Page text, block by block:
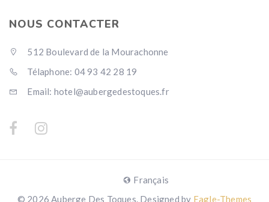
NOUS CONTACTER
512 Boulevard de la Mourachonne
Télaphone: 04 93 42 28 19
Email: hotel@aubergedestoques.fr
Français
© 2026 Auberge Des Toques. Designed by Eagle-Themes